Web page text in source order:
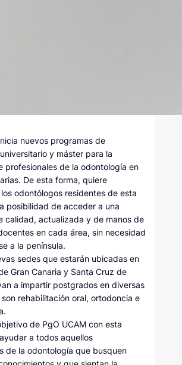
nuevos programas de
y máster para la
profesionales de la odontología en
De esta forma, quiere
odontólogos residentes de esta
posibilidad de acceder a una
calidad, actualizada y de manos de
en cada área, sin necesidad
a la península.
sedes que estarán ubicadas en
Gran Canaria y Santa Cruz de
a impartir postgrados en diversas
rehabilitación oral, ortodoncia e
de PgO UCAM con esta
a todos aquellos
de la odontología que busquen